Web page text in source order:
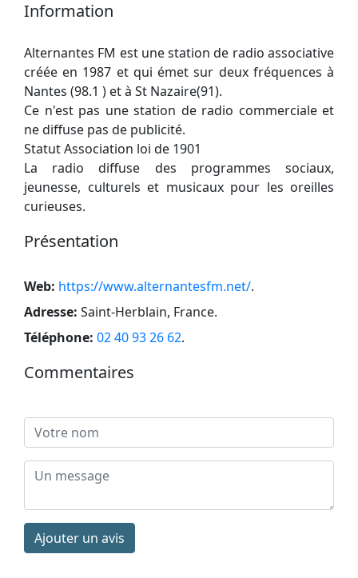
Information
Alternantes FM est une station de radio associative
créée en 1987 et qui émet sur deux fréquences à
Nantes (98.1 ) et à St Nazaire(91).
Ce n'est pas une station de radio commerciale et
ne diffuse pas de publicité.
Statut Association loi de 1901
La radio diffuse des programmes sociaux,
jeunesse, culturels et musicaux pour les oreilles
curieuses.
Présentation
Web: https://www.alternantesfm.net/.
Adresse: Saint-Herblain, France.
Téléphone: 02 40 93 26 62.
Commentaires
Ajouter un avis